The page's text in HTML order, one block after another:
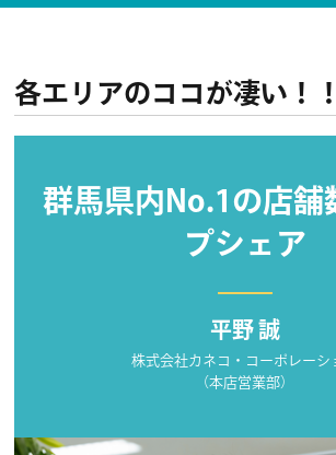
各エリアのココが凄い！！
群馬県内No.1の店舗
プシェア
平野 誠
株式会社カネコ・コーポレーシ
（本店営業部）